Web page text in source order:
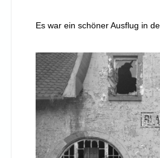
Es war ein schöner Ausflug in